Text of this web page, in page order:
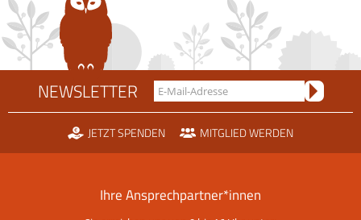
NEWSLETTER
JETZT SPENDEN MITGLIED WERDEN
Ihre Ansprechpartner*innen